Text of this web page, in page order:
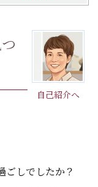
自己紹介へ
ごしでしたか？